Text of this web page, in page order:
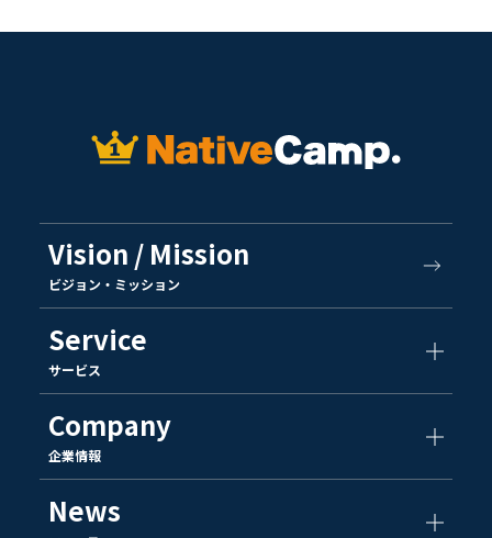
Vision / Mission
ビジョン・ミッション
Service
サービス
Company
企業情報
News